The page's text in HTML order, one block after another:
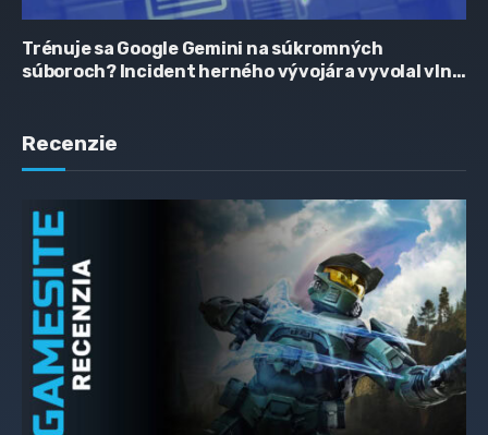
Trénuje sa Google Gemini na súkromných
súboroch? Incident herného vývojára vyvolal vlnu
Recenzie